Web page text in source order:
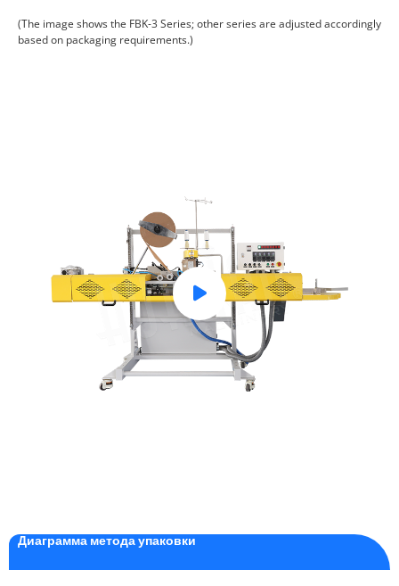
(The image shows the FBK-3 Series; other series are adjusted accordingly
based on packaging requirements.)
Диаграмма метода упаковки